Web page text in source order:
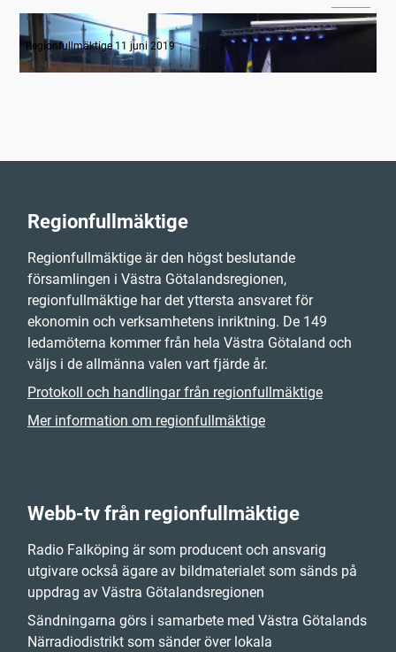
Övergripande regionutvecklingsdebatt
Regionfullmäktige 11 juni 2019
Regionfullmäktige
Regionfullmäktige är den högst beslutande
församlingen i Västra Götalandsregionen,
regionfullmäktige har det yttersta ansvaret för
ekonomin och verksamhetens inriktning. De 149
ledamöterna kommer från hela Västra Götaland och
väljs i de allmänna valen vart fjärde år.
Protokoll och handlingar från regionfullmäktige
Mer information om regionfullmäktige
Webb-tv från regionfullmäktige
Radio Falköping är som producent och ansvarig
utgivare också ägare av bildmaterialet som sänds på
uppdrag av Västra Götalandsregionen
Sändningarna görs i samarbete med Västra Götalands
Närradiodistrikt som sänder över lokala